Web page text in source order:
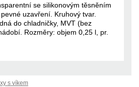
se silikonovým těsněním
uzavření. Kruhový tvar.
do chladničky, MVT (bez
Rozměry: objem 0,25 l, pr.
s víkem